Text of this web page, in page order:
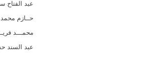
عبد
حــازم
محمـــد
عبد السند